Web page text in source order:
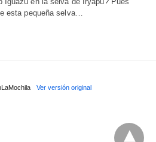
esta pequeña selva…
Ver versión original